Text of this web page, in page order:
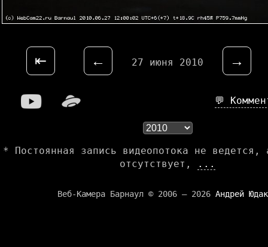
⇤ ← 27 июня 2010 →
💬
* Постоянная запись видеопотока не ведется,
отсутствует,
...
Веб-Камера Барнаул © 2006 — 2026 Андрей